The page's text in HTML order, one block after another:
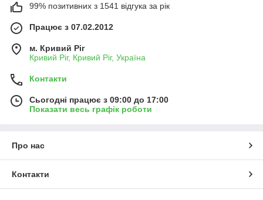
99% позитивних з 1541 відгука за рік
Працює з 07.02.2012
м. Кривий Ріг
Кривий Ріг, Кривий Ріг, Україна
Контакти
Сьогодні працює з 09:00 до 17:00
Показати весь графік роботи
Про нас
Контакти